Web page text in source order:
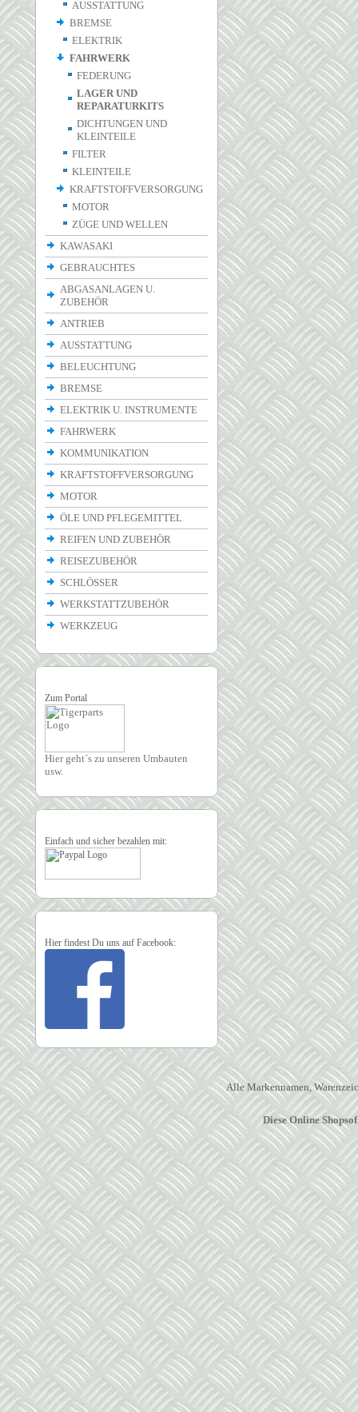
AUSSTATTUNG
BREMSE
ELEKTRIK
FAHRWERK
FEDERUNG
LAGER UND
REPARATURKITS
DICHTUNGEN UND
KLEINTEILE
FILTER
KLEINTEILE
KRAFTSTOFFVERSORGUNG
MOTOR
ZÜGE UND WELLEN
KAWASAKI
GEBRAUCHTES
ABGASANLAGEN U.
ZUBEHÖR
ANTRIEB
AUSSTATTUNG
BELEUCHTUNG
BREMSE
ELEKTRIK U. INSTRUMENTE
FAHRWERK
KOMMUNIKATION
KRAFTSTOFFVERSORGUNG
MOTOR
ÖLE UND PFLEGEMITTEL
REIFEN UND ZUBEHÖR
REISEZUBEHÖR
SCHLÖSSER
WERKSTATTZUBEHÖR
WERKZEUG
Zum Portal
Hier geht´s zu unseren Umbauten
usw.
Einfach und sicher bezahlen mit:
Hier findest Du uns auf Facebook:
Alle Markennamen,
Diese Online